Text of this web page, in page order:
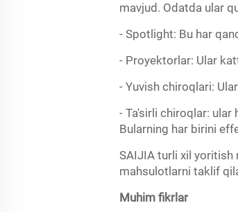
mavjud. Odatda ular
- Spotlight: Bu har
- Proyektorlar: Ular
- Yuvish chiroqlari:
- Ta'sirli chiroqlar:
Bularning har birini
SAIJIA turli xil yoritish
mahsulotlarni taklif
Muhim fikrlar